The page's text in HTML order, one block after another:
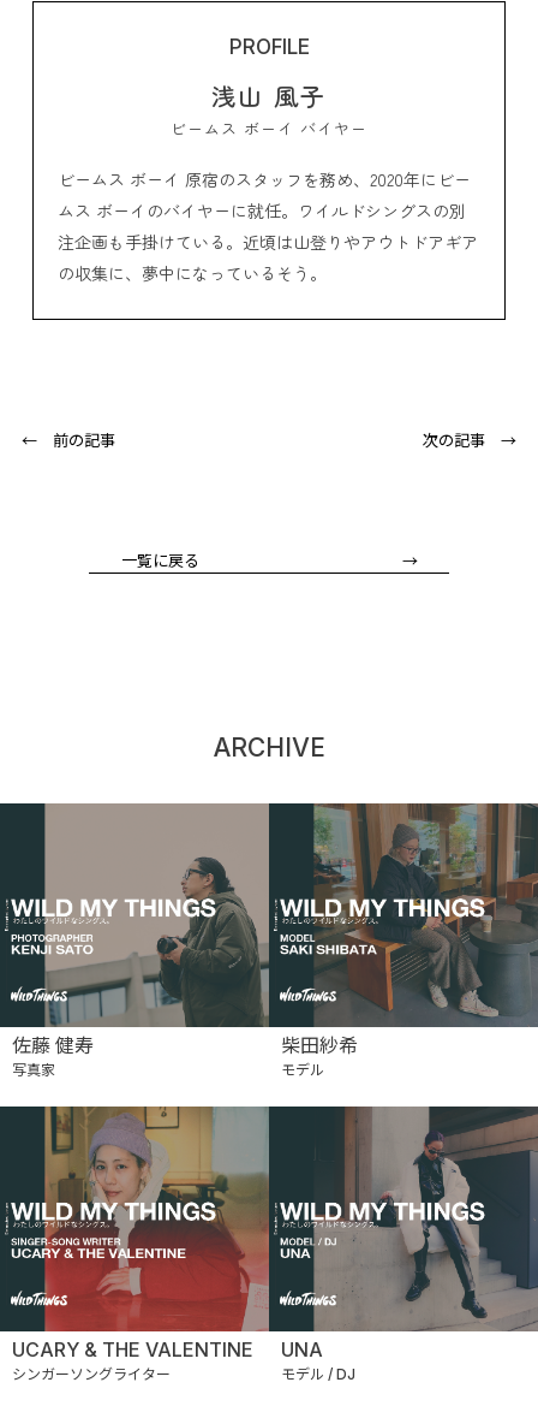
PROFILE
浅山 風子
ビームス ボーイ バイヤー
ビームス ボーイ 原宿のスタッフを務め、2020年にビー
ムス ボーイのバイヤーに就任。ワイルドシングスの別
注企画も手掛けている。近頃は山登りやアウトドアギア
の収集に、夢中になっているそう。
← 前の記事 次の記事 →
一覧に戻る →
ARCHIVE
佐藤 健寿
写真家
柴田紗希
モデル
UCARY & THE VALENTINE
シンガーソングライター
UNA
モデル / DJ